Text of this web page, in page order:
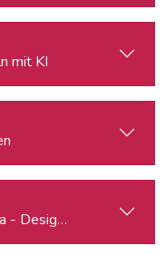
mit KI
Designs für Instagram,